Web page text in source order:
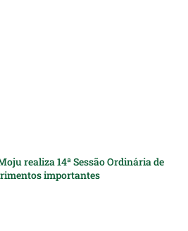
realiza 14ª Sessão Ordinária de
importantes